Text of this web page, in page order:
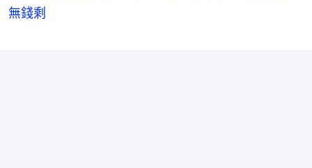
無錢剩